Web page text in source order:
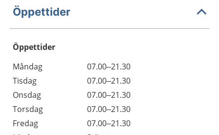
Öppettider
Öppettider
Dag
Öppettider
Kommentarer
Måndag
07.00–21.30
Tisdag
07.00–21.30
Onsdag
07.00–21.30
Torsdag
07.00–21.30
Fredag
07.00–21.30